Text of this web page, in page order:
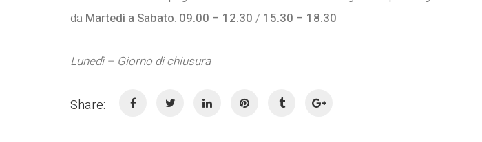
da Martedì a Sabato: 09.00 – 12.30 / 15.30 – 18.30
Lunedì – Giorno di chiusura
Share: